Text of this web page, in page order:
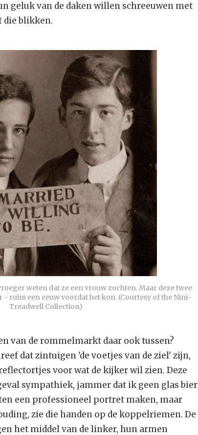
geluk van de daken willen schreeuwen met
die blikken.
weten dat ze een vrouw zochten. Maar deze twee
ruim een eeuw voordat het kon. (Courtesy of the Nini-
Treadwell Collection)
van de rommelmarkt daar ook tussen?
dat zintuigen 'de voetjes van de ziel' zijn,
voor wat de kijker wil zien. Deze
sympathiek, jammer dat ik geen glas bier
een professioneel portret maken, maar
zie die handen op de koppelriemen. De
het middel van de linker, hun armen